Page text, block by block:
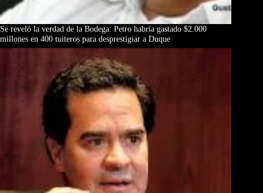
Se reveló la verdad de la Bodega: Petro habría gastado $2.000
millones en 400 tuiteros para desprestigiar a Duque